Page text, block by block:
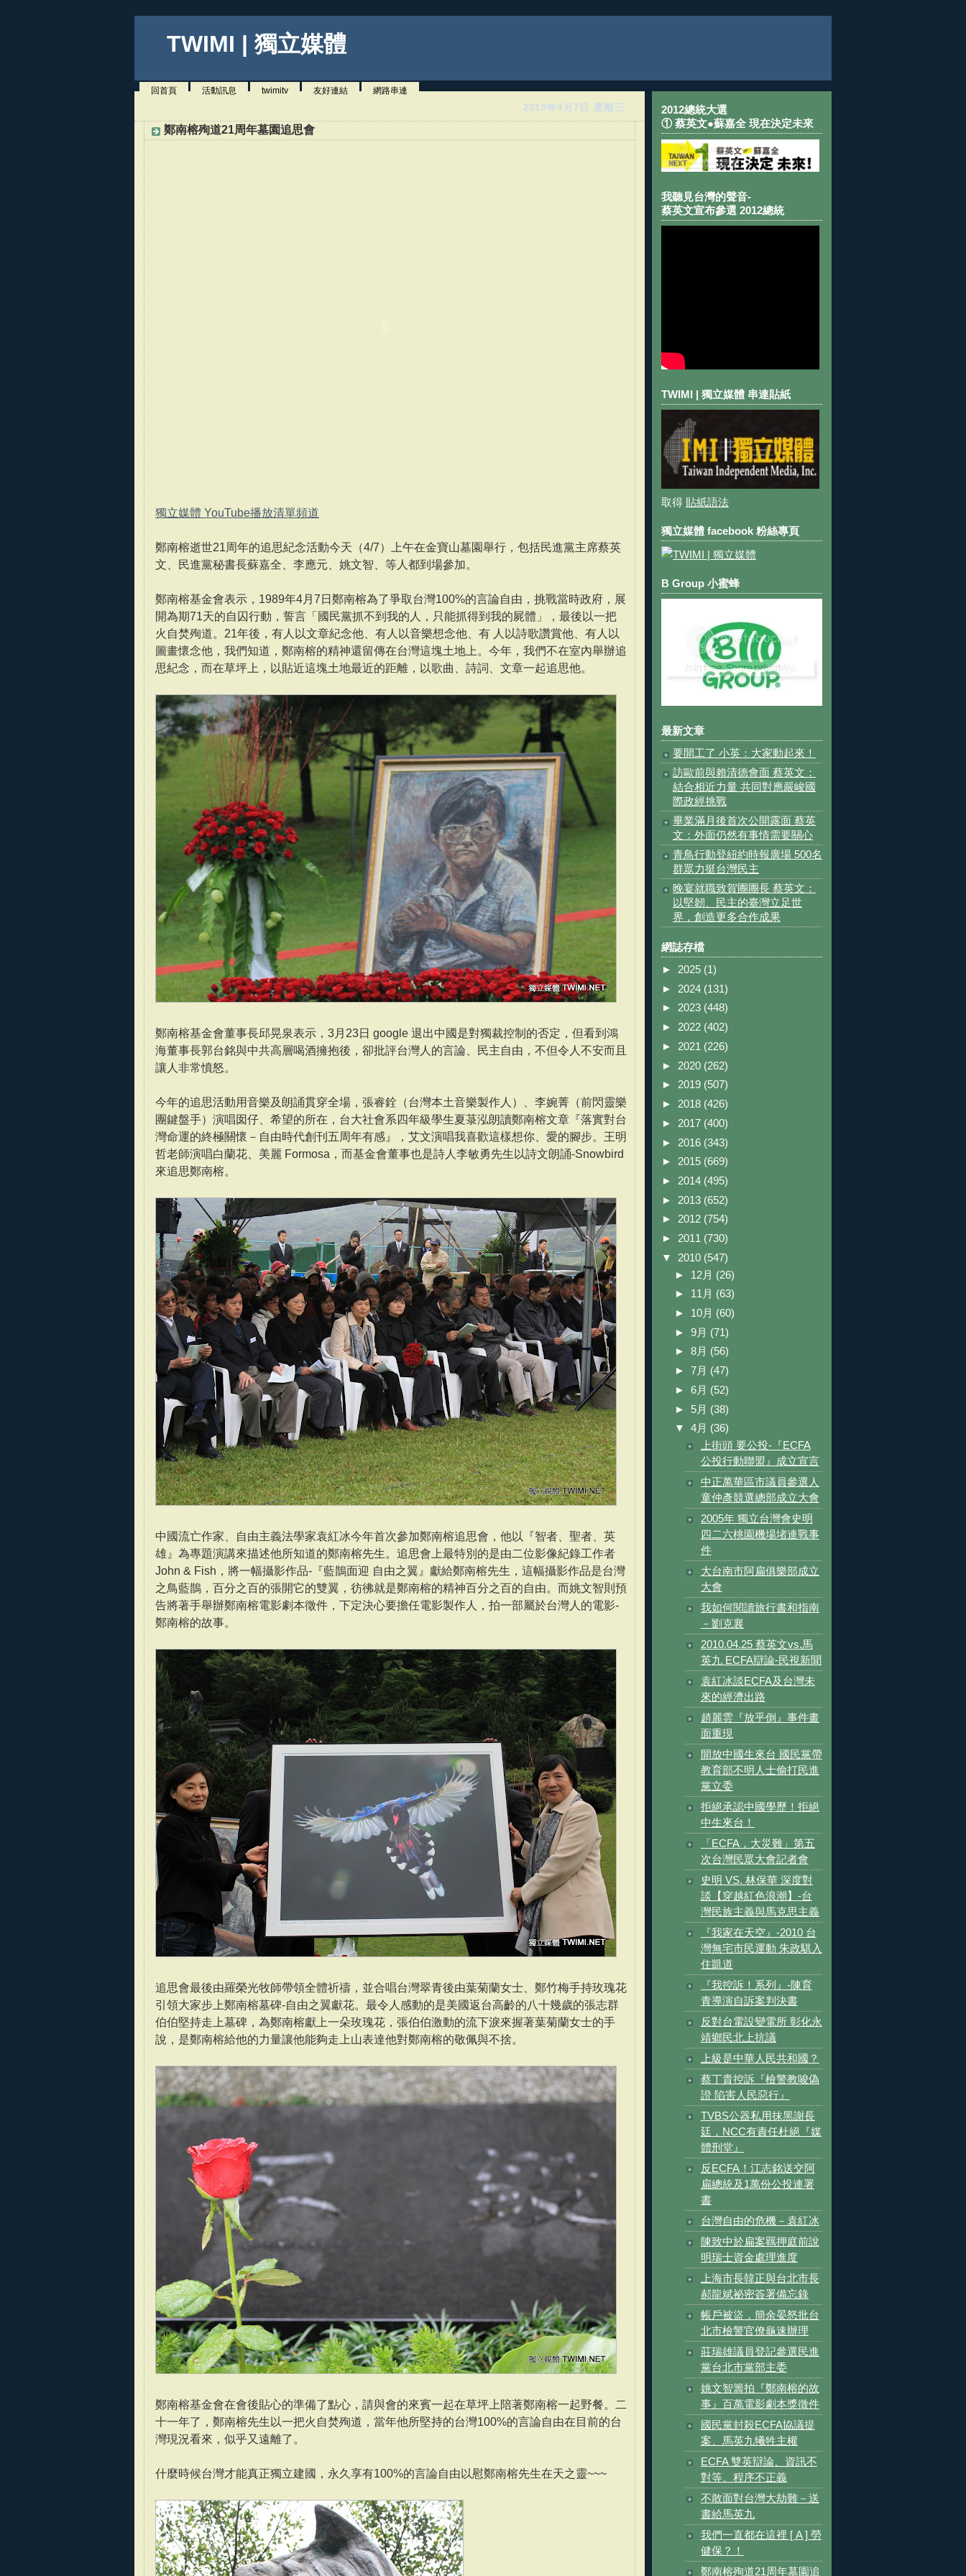
TWIMI | 獨立媒體
回首頁 活動訊息 twimitv 友好連結 網路串連
2010年4月7日 星期三
鄭南榕殉道21周年墓園追思會
獨立媒體 YouTube播放清單頻道
鄭南榕逝世21周年的追思紀念活動今天（4/7）上午在金寶山墓園舉行，包括民進黨主席蔡英
文、民進黨秘書長蘇嘉全、李應元、姚文智、等人都到場參加。
鄭南榕基金會表示，1989年4月7日鄭南榕為了爭取台灣100%的言論自由，挑戰當時政府，展
開為期71天的自囚行動，誓言「國民黨抓不到我的人，只能抓得到我的屍體」，最後以一把
火自焚殉道。21年後，有人以文章紀念他、有人以音樂想念他、有 人以詩歌讚賞他、有人以
圖畫懷念他，我們知道，鄭南榕的精神還留傳在台灣這塊土地上。今年，我們不在室內舉辦追
思紀念，而在草坪上，以貼近這塊土地最近的距離，以歌曲、詩詞、文章一起追思他。
鄭南榕基金會董事長邱晃泉表示，3月23日 google 退出中國是對獨裁控制的否定，但看到鴻
海董事長郭台銘與中共高層喝酒擁抱後，卻批評台灣人的言論、民主自由，不但令人不安而且
讓人非常憤怒。
今年的追思活動用音樂及朗誦貫穿全場，張睿銓（台灣本土音樂製作人）、李婉菁（前閃靈樂
團鍵盤手）演唱囡仔、希望的所在，台大社會系四年級學生夏菉泓朗讀鄭南榕文章『落實對台
灣命運的終極關懷－自由時代創刊五周年有感』，艾文演唱我喜歡這樣想你、愛的腳步。王明
哲老師演唱白蘭花、美麗 Formosa，而基金會董事也是詩人李敏勇先生以詩文朗誦-Snowbird
來追思鄭南榕。
中國流亡作家、自由主義法學家袁紅冰今年首次參加鄭南榕追思會，他以『智者、聖者、英
雄』為專題演講來描述他所知道的鄭南榕先生。追思會上最特別的是由二位影像紀錄工作者
John & Fish，將一幅攝影作品-『藍鵲面迎 自由之翼』獻給鄭南榕先生，這幅攝影作品是台灣
之鳥藍鵲，百分之百的張開它的雙翼，彷彿就是鄭南榕的精神百分之百的自由。而姚文智則預
告將著手舉辦鄭南榕電影劇本徵件，下定決心要擔任電影製作人，拍一部屬於台灣人的電影-
鄭南榕的故事。
追思會最後由羅榮光牧師帶領全體祈禱，並合唱台灣翠青後由葉菊蘭女士、鄭竹梅手持玫瑰花
引領大家步上鄭南榕墓碑-自由之翼獻花。最令人感動的是美國返台高齡的八十幾歲的張志群
伯伯堅持走上墓碑，為鄭南榕獻上一朵玫瑰花，張伯伯激動的流下淚來握著葉菊蘭女士的手
說，是鄭南榕給他的力量讓他能夠走上山表達他對鄭南榕的敬佩與不捨。
鄭南榕基金會在會後貼心的準備了點心，請與會的來賓一起在草坪上陪著鄭南榕一起野餐。二
十一年了，鄭南榕先生以一把火自焚殉道，當年他所堅持的台灣100%的言論自由在目前的台
灣現況看來，似乎又遠離了。
什麼時候台灣才能真正獨立建國，永久享有100%的言論自由以慰鄭南榕先生在天之靈~~~
2012總統大選
① 蔡英文●蘇嘉全 現在決定未來
我聽見台灣的聲音-
蔡英文宣布參選 2012總統
TWIMI | 獨立媒體 串連貼紙
取得 貼紙語法
獨立媒體 facebook 粉絲專頁
B Group 小蜜蜂
最新文章
要開工了 小英：大家動起來！
訪歐前與賴清德會面 蔡英文：
結合相近力量 共同對應嚴峻國
際政經挑戰
畢業滿月後首次公開露面 蔡英
文：外面仍然有事情需要關心
青鳥行動登紐約時報廣場 500名
群眾力挺台灣民主
晚宴就職致賀團團長 蔡英文：
以堅韌、民主的臺灣立足世
界，創造更多合作成果
網誌存檔
► 2025 (1)
► 2024 (131)
► 2023 (448)
► 2022 (402)
► 2021 (226)
► 2020 (262)
► 2019 (507)
► 2018 (426)
► 2017 (400)
► 2016 (343)
► 2015 (669)
► 2014 (495)
► 2013 (652)
► 2012 (754)
► 2011 (730)
▼ 2010 (547)
► 12月 (26)
► 11月 (63)
► 10月 (60)
► 9月 (71)
► 8月 (56)
► 7月 (47)
► 6月 (52)
► 5月 (38)
▼ 4月 (36)
上街頭 要公投-『ECFA
公投行動聯盟』成立宣言
中正萬華區市議員參選人
童仲彥競選總部成立大會
2005年 獨立台灣會史明
四二六桃園機場堵連戰事
件
大台南市阿扁俱樂部成立
大會
我如何閱讀旅行書和指南
－劉克襄
2010.04.25 蔡英文vs.馬
英九 ECFA辯論-民視新聞
袁紅冰談ECFA及台灣未
來的經濟出路
趙麗雲『放乎倒』事件畫
面重現
開放中國生來台 國民黨帶
教育部不明人士偷打民進
黨立委
拒絕承認中國學歷！拒絕
中生來台！
「ECFA，大災難」第五
次台灣民眾大會記者會
史明 VS. 林保華 深度對
談【穿越紅色浪潮】-台
灣民族主義與馬克思主義
『我家在天空』-2010 台
灣無宅市民運動 朱政騏入
住凱道
『我控訴！系列』-陳育
青導演自訴案判決書
反對台電設變電所 彰化永
靖鄉民北上抗議
上級是中華人民共和國？
蔡丁貴控訴『檢警教唆偽
證 陷害人民惡行』
TVBS公器私用抹黑謝長
廷，NCC有責任杜絕『媒
體刑堂』
反ECFA！江志銘送交阿
扁總統及1萬份公投連署
書
台灣自由的危機－袁紅冰
陳致中於扁案羈押庭前說
明瑞士資金處理進度
上海市長韓正與台北市長
郝龍斌祕密簽署備忘錄
帳戶被盜，簡余晏怒批台
北市檢警官僚龜速辦理
莊瑞雄議員登記參選民進
黨台北市黨部主委
姚文智籌拍『鄭南榕的故
事』百萬電影劇本獎徵件
國民黨封殺ECFA協議提
案、馬英九犧牲主權
ECFA 雙英辯論、資訊不
對等、程序不正義
不敢面對台灣大劫難－送
書給馬英九
我們一直都在這裡 [ A ] 勞
健保？！
鄭南榕殉道21周年墓園追